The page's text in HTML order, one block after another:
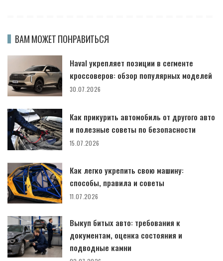
ВАМ МОЖЕТ ПОНРАВИТЬСЯ
Haval укрепляет позиции в сегменте
кроссоверов: обзор популярных моделей
30.07.2026
Как прикурить автомобиль от другого авто
и полезные советы по безопасности
15.07.2026
Как легко укрепить свою машину:
способы, правила и советы
11.07.2026
Выкуп битых авто: требования к
документам, оценка состояния и
подводные камни